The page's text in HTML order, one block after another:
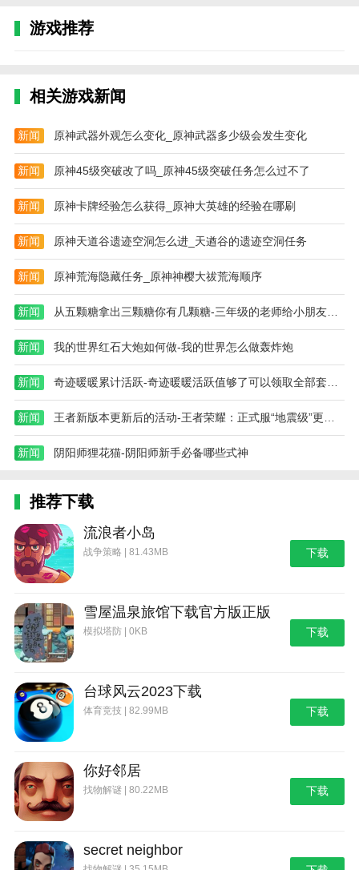
游戏推荐
相关游戏新闻
新闻 原神武器外观怎么变化_原神武器多少级会发生变化
新闻 原神45级突破改了吗_原神45级突破任务怎么过不了
新闻 原神卡牌经验怎么获得_原神大英雄的经验在哪刷
新闻 原神天道谷遗迹空洞怎么进_天遒谷的遗迹空洞任务
新闻 原神荒海隐藏任务_原神神樱大祓荒海顺序
新闻 从五颗糖拿出三颗糖你有几颗糖-三年级的老师给小朋友分糖果,如果每位同学
新闻 我的世界红石大炮如何做-我的世界怎么做轰炸炮
新闻
新闻
新闻 阴阳师狸花猫-阴阳师新手必备哪些式神
推荐下载
流浪者小岛
战争策略 | 81.43MB 下载
雪屋温泉旅馆下载官方版正版
模拟塔防 | 0KB 下载
台球风云2023下载
体育竞技 | 82.99MB 下载
你好邻居
找物解谜 | 80.22MB 下载
secret neighbor